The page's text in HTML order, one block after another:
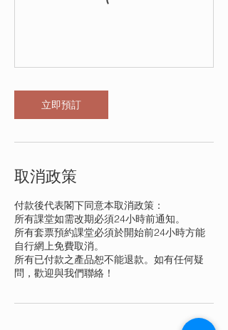
立即預訂
取消政策
付款後代表閣下同意本取消政策：
所有課堂如需改期必須24小時前通知。
所有套票預約課堂必須於開始前24小時方能
自行網上免費取消。
所有已付款之產品恕不能退款。如有任何疑
問，歡迎與我們聯絡！